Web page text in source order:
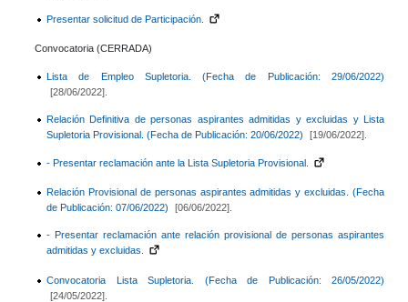
Presentar solicitud de Participación.
Convocatoria (CERRADA)
Lista de Empleo Supletoria. (Fecha de Publicación: 29/06/2022)
[28/06/2022].
Relación Definitiva de personas aspirantes admitidas y excluidas y Lista
Supletoria Provisional. (Fecha de Publicación: 20/06/2022)
[19/06/2022].
- Presentar reclamación ante la Lista Supletoria Provisional.
Relación Provisional de personas aspirantes admitidas y excluidas. (Fecha
de Publicación: 07/06/2022)
[06/06/2022].
- Presentar reclamación ante relación provisional de personas aspirantes
admitidas y excluidas.
Convocatoria Lista Supletoria. (Fecha de Publicación: 26/05/2022)
[24/05/2022].